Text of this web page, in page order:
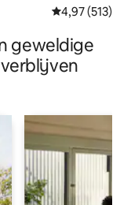
Gemiddelde
4,97 (513)
geweldige